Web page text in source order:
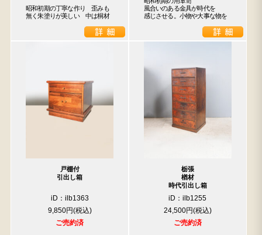
昭和初期の丁寧な作り　歪みも
無く朱塗りが美しい　中は桐材
風合いのある金具が時代を
感じさせる。小物や大事な物を
戸棚付
引出し箱
iD：ilb1363
9,850円
ご売約済
栃張
楢材
時代引出し箱
iD：ilb1255
24,500円
ご売約済